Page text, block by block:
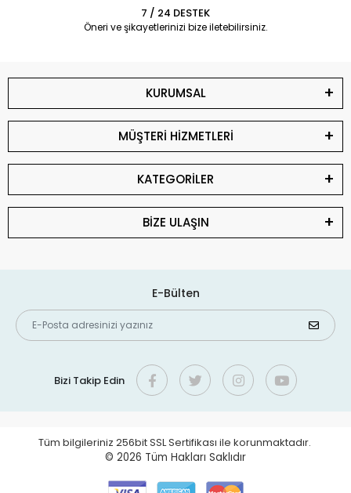
7 / 24 DESTEK
Öneri ve şikayetlerinizi bize iletebilirsiniz.
KURUMSAL
MÜŞTERİ HİZMETLERİ
KATEGORİLER
BİZE ULAŞIN
E-Bülten
Bizi Takip Edin
Tüm bilgileriniz 256bit SSL Sertifikası ile korunmaktadır.
© 2026 Tüm Hakları Saklıdır